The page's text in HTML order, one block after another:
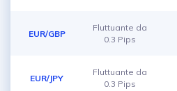
EUR/GBP
Fluttuante da
0.3 Pips
EUR/JPY
Fluttuante da
0.3 Pips